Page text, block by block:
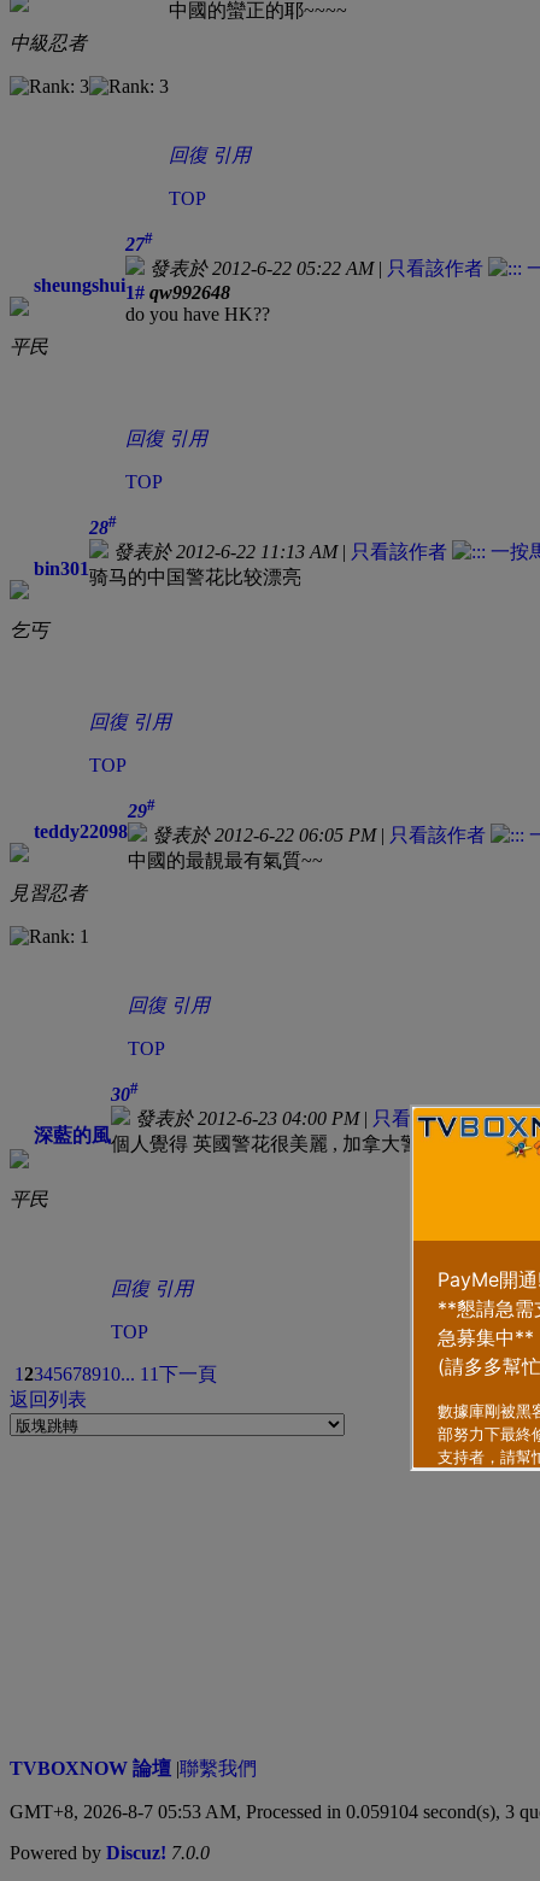
中級忍者
中國的蠻正的耶~~~~
回復 引用
TOP
sheungshui
平民
27#
發表於 2012-6-22 05:22 AM| 只看該作者
1# qw992648
do you have HK??
回復 引用
TOP
bin301
乞丐
28#
發表於 2012-6-22 11:13 AM| 只看該作者
骑马的中国警花比较漂亮
回復 引用
TOP
teddy22098
見習忍者
29#
發表於 2012-6-22 06:05 PM| 只看該作者
中國的最靚最有氣質~~
回復 引用
TOP
深藍的風
平民
30#
發表於 2012-6-23 04:00 PM| 只看該作者
個人覺得 英國警花很美麗 , 加拿大警花最有型
回復 引用
TOP
12345678910... 11下一頁
返回列表
TVBOXNOW 論壇 |聯繫我們
GMT+8, 2026-8-7 05:53 AM, Processed in 0.059104 second(s), 3
Powered by Discuz! 7.0.0